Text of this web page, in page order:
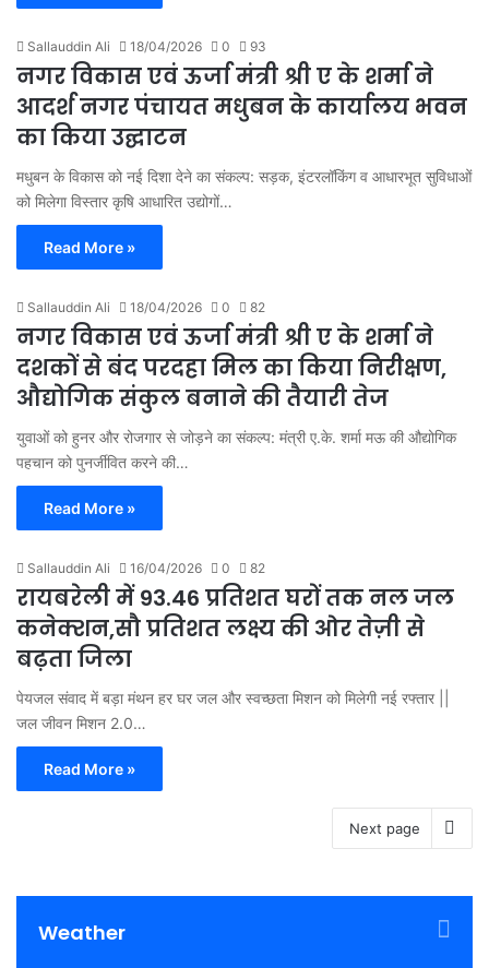
Sallauddin Ali 18/04/2026 0 93
नगर विकास एवं ऊर्जा मंत्री श्री ए के शर्मा ने
आदर्श नगर पंचायत मधुबन के कार्यालय भवन
का किया उद्घाटन
मधुबन के विकास को नई दिशा देने का संकल्प: सड़क, इंटरलॉकिंग व आधारभूत सुविधाओं
को मिलेगा विस्तार कृषि आधारित उद्योगों…
Read More »
Sallauddin Ali 18/04/2026 0 82
नगर विकास एवं ऊर्जा मंत्री श्री ए के शर्मा ने
दशकों से बंद परदहा मिल का किया निरीक्षण,
औद्योगिक संकुल बनाने की तैयारी तेज
युवाओं को हुनर और रोजगार से जोड़ने का संकल्प: मंत्री ए.के. शर्मा मऊ की औद्योगिक
पहचान को पुनर्जीवित करने की…
Read More »
Sallauddin Ali 16/04/2026 0 82
रायबरेली में 93.46 प्रतिशत घरों तक नल जल
कनेक्शन,सौ प्रतिशत लक्ष्य की ओर तेज़ी से
बढ़ता जिला
पेयजल संवाद में बड़ा मंथन हर घर जल और स्वच्छता मिशन को मिलेगी नई रफ्तार ||
जल जीवन मिशन 2.0…
Read More »
Next page
Weather